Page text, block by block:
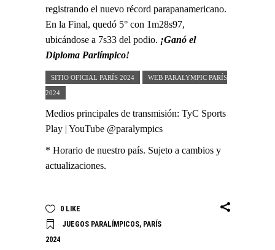
registrando el nuevo récord parapanamericano.
En la Final, quedó 5° con 1m28s97,
ubicándose a 7s33 del podio. ¡Ganó el
Diploma Parlímpico!
SITIO OFICIAL PARÍS 2024 WEB PARALYMPIC PARÍS
2024
Medios principales de transmisión: TyC Sports
Play | YouTube @paralympics
* Horario de nuestro país. Sujeto a cambios y
actualizaciones.
0 LIKE
JUEGOS PARALÍMPICOS, PARÍS
2024